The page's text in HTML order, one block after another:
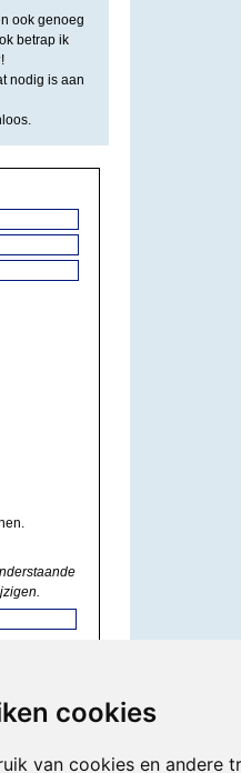
cookies
van cookies en andere
ook genoeg
betrap ik
nodig is aan